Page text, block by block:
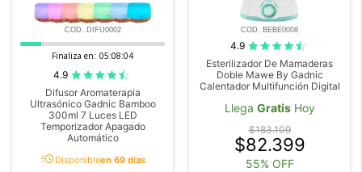
COD. DIFU0002
Finaliza en: 05:08:03
4.9
Difusor Aromaterapia
Ultrasónico Gadnic Bamboo
300ml 7 Luces LED
Temporizador Apagado
Automático
acuteDisponibleen 69 días
COD. BEBE0008
4.9
Esterilizador De Mamaderas
Doble Mawe By Gadnic
Calentador Multifunción Digital
Llega GratisHoy
$183.109
$82.399
55% OFF